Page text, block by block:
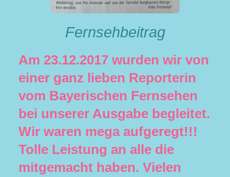
Fernsehbeitrag
Am 23.12.2017 wurden wir von
einer ganz lieben Reporterin
vom Bayerischen Fernsehen
bei unserer Ausgabe begleitet.
Wir waren mega aufgeregt!!!
Tolle Leistung an alle die
mitgemacht haben. Vielen